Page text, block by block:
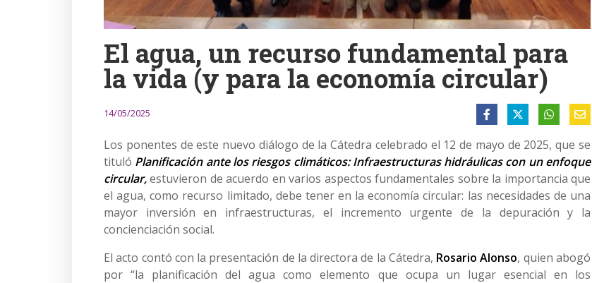
El agua, un recurso fundamental para
la vida (y para la economía circular)
14/05/2025
Los ponentes de este nuevo diálogo de la Cátedra celebrado el 12 de mayo de 2025, que se
tituló Planificación ante los riesgos climáticos: Infraestructuras hidráulicas con un enfoque
circular,estuvieron de acuerdo en varios aspectos fundamentales sobre la importancia que
el agua, como recurso limitado, debe tener en la economía circular: las necesidades de una
mayor inversión en infraestructuras, el incremento urgente de la depuración y la
concienciación social.
El acto contó con la presentación de la directora de la Cátedra, Rosario Alonso, quien abogó
por “la planificación del agua como elemento que ocupa un lugar esencial en los